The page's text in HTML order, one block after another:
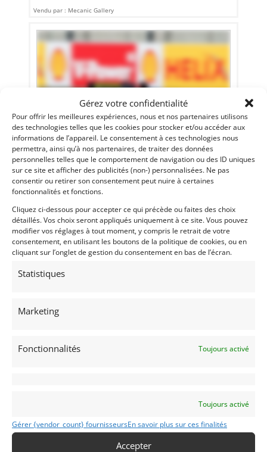
Gérez votre confidentialité
Pour offrir les meilleures expériences, nous et nos partenaires utilisons
des technologies telles que les cookies pour stocker et/ou accéder aux
informations de l’appareil. Le consentement à ces technologies nous
permettra, ainsi qu’à nos partenaires, de traiter des données
personnelles telles que le comportement de navigation ou des ID uniques
sur ce site et afficher des publicités (non-) personnalisées. Ne pas
consentir ou retirer son consentement peut nuire à certaines
fonctionnalités et fonctions.
Cliquez ci-dessous pour accepter ce qui précède ou faites des choix
détaillés. Vos choix seront appliqués uniquement à ce site. Vous pouvez
modifier vos réglages à tout moment, y compris le retrait de votre
consentement, en utilisant les boutons de la politique de cookies, ou en
cliquant sur l’onglet de gestion du consentement en bas de l’écran.
Statistiques
Marketing
Fonctionnalités Toujours activé
Toujours activé
Gérer {vendor_count} fournisseursEn savoir plus sur ces finalités
Accepter
Vendu par : Mecanic Gallery
6
LOTUS [CLM] LMP1 WEC 2015 (2014)[VENDU]
13 septembre 2021
3 954 vues
Vends Lotus LMP1 [CLM P1/01] - Caterham Le Mans ]
Championnat du monde d'endurance FIA 2015 By Kolles
Racing, incluant Le Man. Moteur AER V6 Biturbo. 3 ème du
LMP1 Privé.